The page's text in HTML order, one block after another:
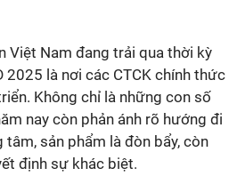
Việt Nam đang trải qua thời kỳ
là nơi các CTCK chính thức
Không chỉ là những con số
nay còn phản ánh rõ hướng đi
sản phẩm là đòn bẩy, còn
định sự khác biệt.